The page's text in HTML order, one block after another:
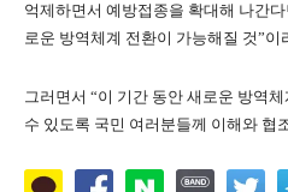
억제하면서 예방접종을 확대해 나간
로운 방역체계 전환이 가능해질 것”이
그러면서 “이 기간 동안 새로운 방역
수 있도록 국민 여러분들께 이해와 협